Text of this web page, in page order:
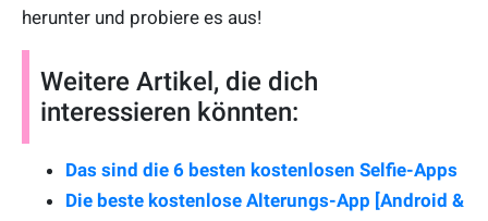
herunter und probiere es aus!
Weitere Artikel, die dich
interessieren könnten:
Das sind die 6 besten kostenlosen Selfie-Apps
Die beste kostenlose Alterungs-App [Android &